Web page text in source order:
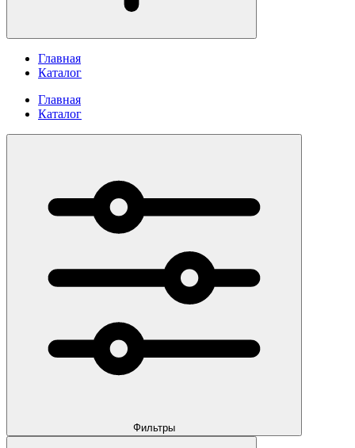
Главная
Каталог
Главная
Каталог
Фильтры